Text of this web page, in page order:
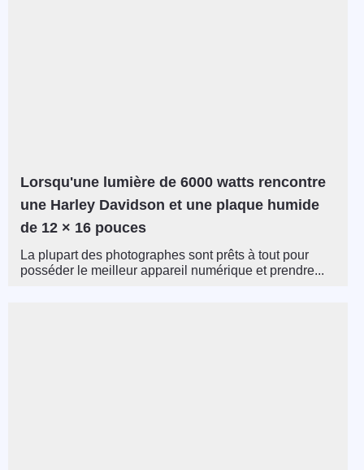
Lorsqu'une lumière de 6000 watts rencontre
une Harley Davidson et une plaque humide
de 12 × 16 pouces
La plupart des photographes sont prêts à tout pour
posséder le meilleur appareil numérique et prendre...